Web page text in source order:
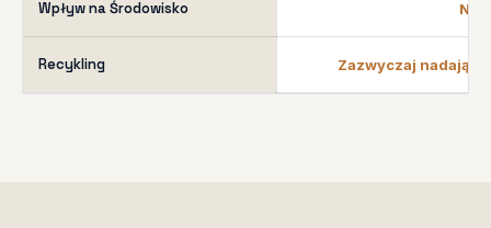
Wpływ na Środowisko
Recykling Zazwyczaj